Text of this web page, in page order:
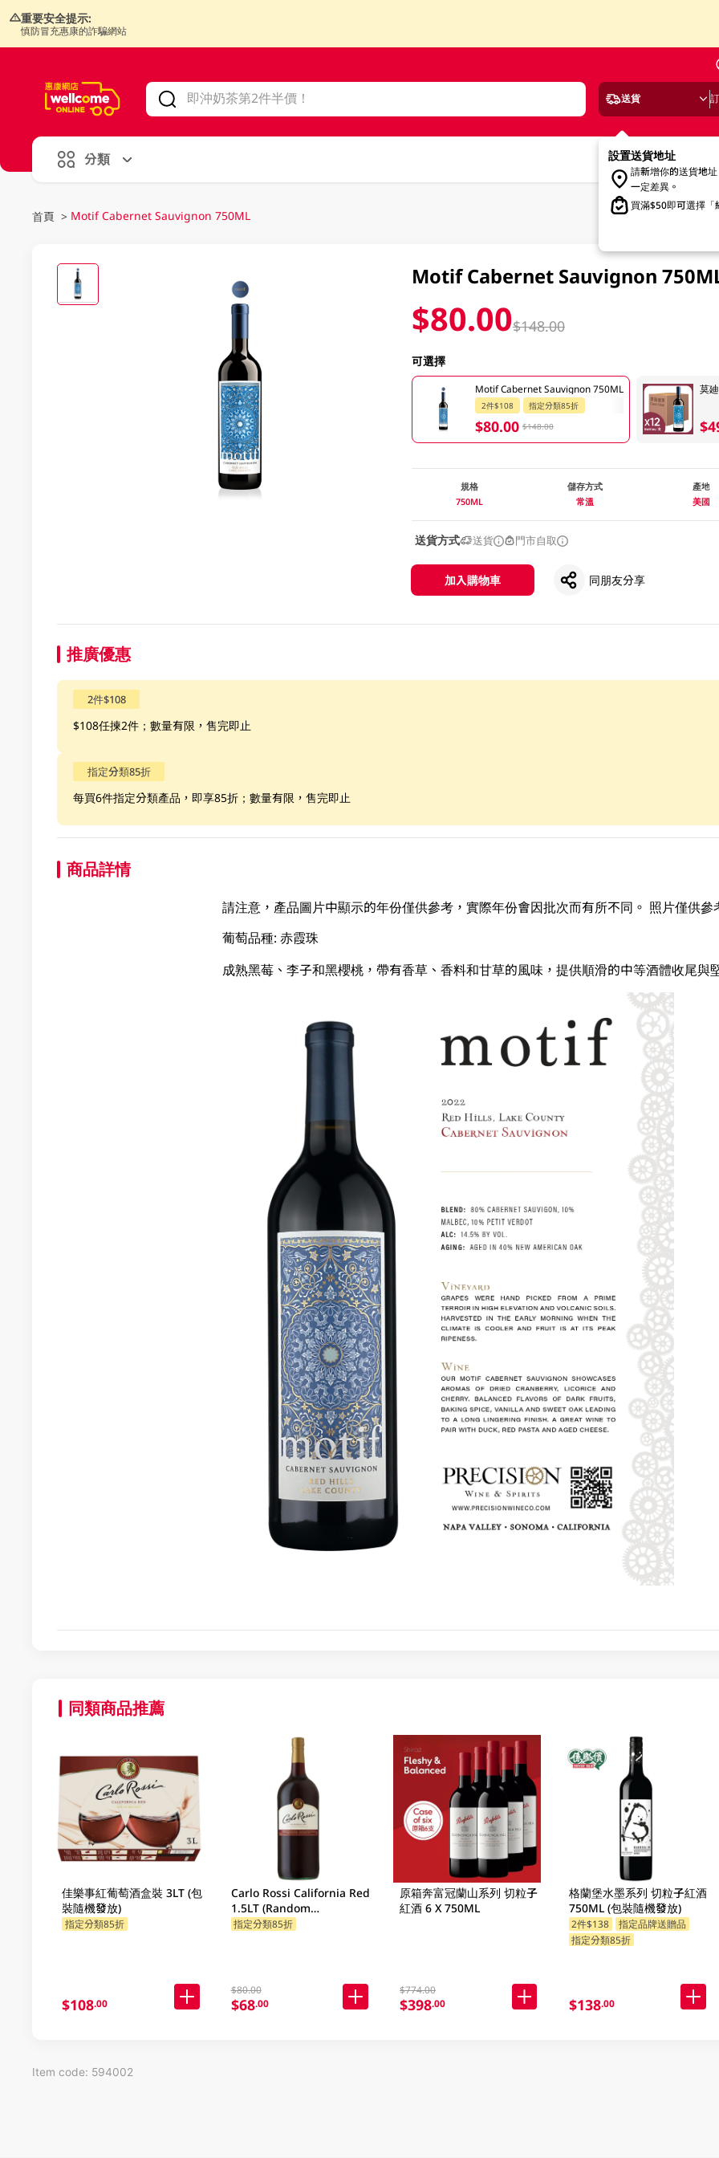
重要安全提示:
慎防冒充惠康的詐騙網站
送貨
設置送貨地址
請新增你的送貨地
一定差異。
買滿$50即可選擇「
分類
首頁 > Motif Cabernet Sauvignon 750ML
Motif Cabernet Sauvignon
$80.00$148.00
可選擇
Motif Cabernet Sauvignon 750ML
2件$108 指定分類85折
$80.00 $148.00
莫
規格
750ML
儲存方式
常溫
產地
美國
送貨方式 送貨 門市自取
加入購物車 同朋友分享
推廣優惠
2件$108
$108任揀2件；數量有限，售完即止
指定分類85折
每買6件指定分類產品，即享85折；數量有限，售完即止
商品詳情
請注意，產品圖片中顯示的年份僅供參考，實際年份會因批次而有所不同。 照片僅供參
葡萄品種: 赤霞珠
成熟黑莓、李子和黑櫻桃，帶有香草、香料和甘草的風味，提供順滑的中等酒體收尾與
同類商品推薦
佳樂事紅葡萄酒盒裝 3LT (包
裝隨機發放)
指定分類85折
$108.00
Carlo Rossi California Red
1.5LT (Random
Packaging)
指定分類85折
$80.00
$68.00
原箱奔富冠蘭山系列 切粒子
紅酒 6 X 750ML
$774.00
$398.00
格蘭堡水墨系列 切粒子紅酒
750ML (包裝隨機發放)
2件$138
指定品牌送贈品
指定分類85折
$138.00
Item code: 594002